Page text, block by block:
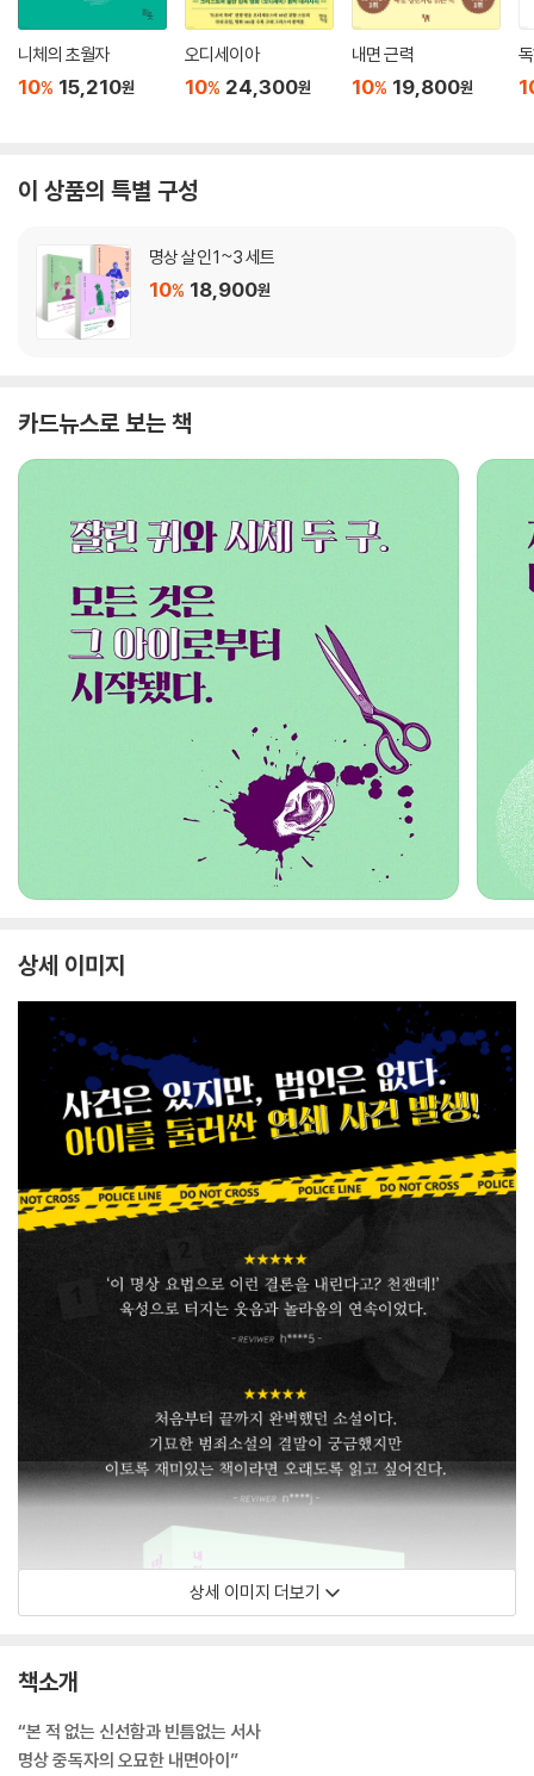
니체의 초월자
10% 15,210원
오디세이아
10% 24,300원
내면 근력
10% 19,800원
이 상품의 특별 구성
명상 살인 1~3 세트
10% 18,900원
카드뉴스로 보는 책
상세 이미지
상세 이미지 더보기
책소개
“본 적 없는 신선함과 빈틈없는 서사
명상 중독자의 오묘한 내면아이”